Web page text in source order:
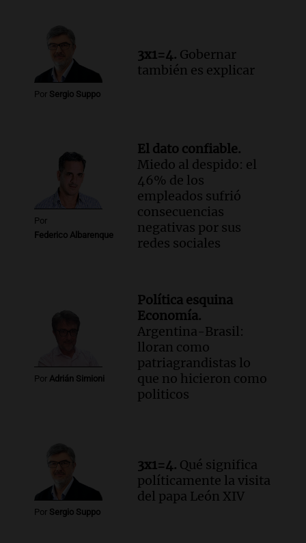
Por Sergio Suppo
3x1=4. Gobernar
también es explicar
Por
Federico Albarenque
El dato confiable.
Miedo al despido: el
46% de los
empleados sufrió
consecuencias
negativas por sus
redes sociales
Por Adrián Simioni
Política esquina
Economía.
Argentina-Brasil:
lloran como
patriagrandistas lo
que no hicieron como
politicos
Por Sergio Suppo
3x1=4. Qué significa
políticamente la visita
del papa León XIV